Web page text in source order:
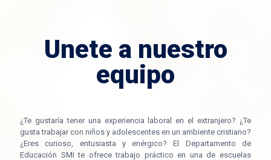
Unete a nuestro
equipo
¿Te gustaría tener una experiencia laboral en el extranjero? ¿Te
gusta trabajar con niños y adolescentes en un ambiente cristiano?
¿Eres curioso, entusiasta y enérgico? El Departamento de
Educación SMI te ofrece trabajo práctico en una de escuelas